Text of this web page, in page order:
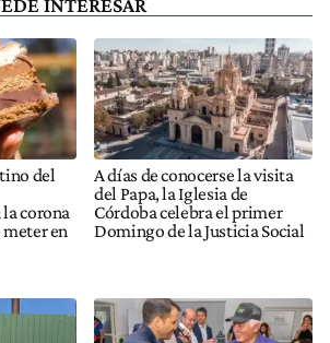
del
corona
en
A días de conocerse la visita
del Papa, la Iglesia de
Córdoba celebra el primer
Domingo de la Justicia Social